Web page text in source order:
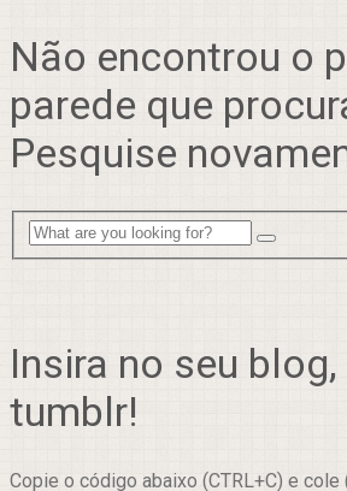
Não encontrou o
parede que
Pesquise
Insira no seu
tumblr!
Copie o código abaixo (CTRL+C) e cole